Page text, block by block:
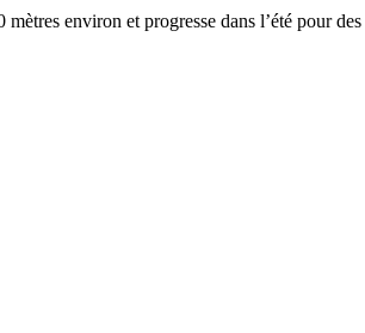
environ et progresse dans l’été pour